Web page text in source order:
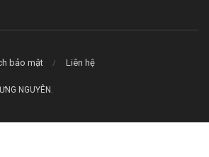
bảo mật Liên hệ
NGUYÊN.